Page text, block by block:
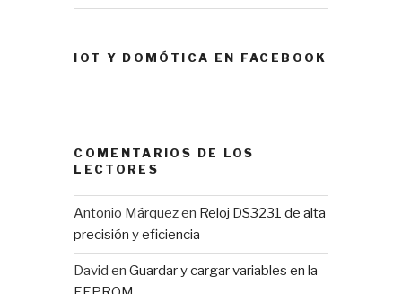
IOT Y DOMÓTICA EN FACEBOOK
COMENTARIOS DE LOS
LECTORES
Antonio Márquezen Reloj DS3231 de alta
precisión y eficiencia
David enGuardar y cargar variables en la